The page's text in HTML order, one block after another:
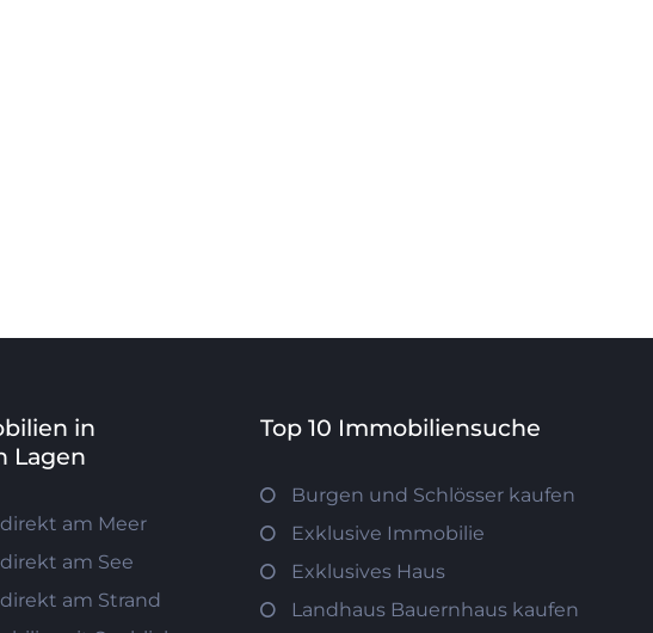
in
Lagen
am Meer
am See
am Strand
Top 10 Immobiliensuche
Burgen und Schlösser kaufen
Exklusive Immobilie
Exklusives Haus
Landhaus Bauernhaus kaufen